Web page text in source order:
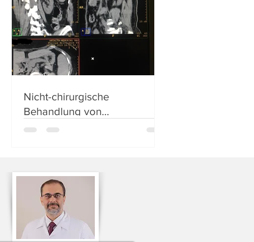
Nicht-chirurgische
Behandlung von
Nierentumoren